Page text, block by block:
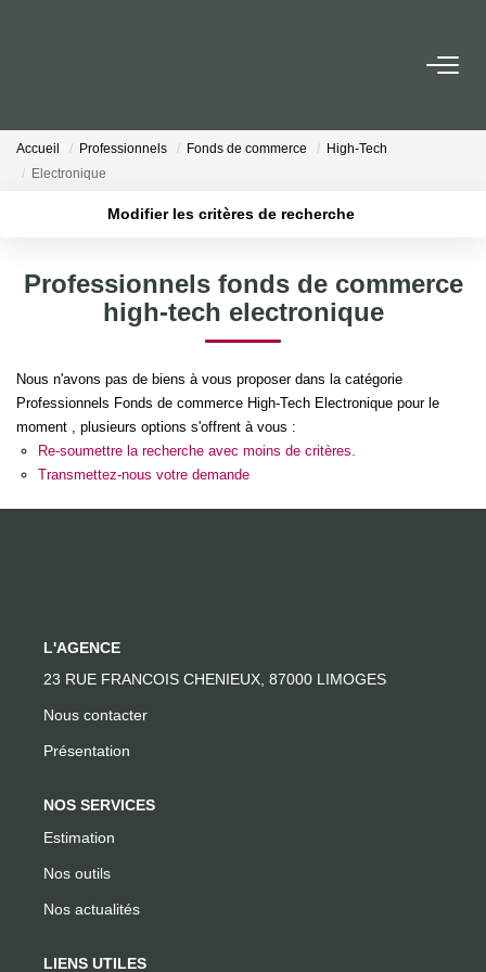
ESTIMER
NOTRE AGENCE
Qui Sommes-Nous
Nos Actualités
Accueil Professionnels Fonds de commerce
High-Tech
Electronique
Modifier les critères de recherche
Type de bien Surface min
Créer une alerte
Professionnels fonds de commerce
high-tech electronique
Nous n'avons pas de biens à vous proposer dans la catégorie
Professionnels Fonds de commerce High-Tech Electronique pour le
moment , plusieurs options s'offrent à vous :
Re-soumettre la recherche avec moins de critères.
Transmettez-nous votre demande
L'AGENCE
23 RUE FRANCOIS CHENIEUX, 87000 LIMOGES
Nous contacter
Présentation
NOS SERVICES
Estimation
Nos outils
Nos actualités
LIENS UTILES